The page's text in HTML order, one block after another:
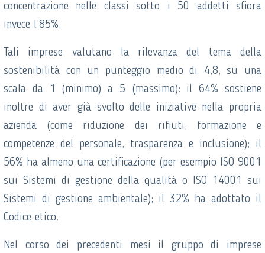
concentrazione nelle classi sotto i 50 addetti sfiora
invece l’85%.
Tali imprese valutano la rilevanza del tema della
sostenibilità con un punteggio medio di 4,8, su una
scala da 1 (minimo) a 5 (massimo): il 64% sostiene
inoltre di aver già svolto delle iniziative nella propria
azienda (come riduzione dei rifiuti, formazione e
competenze del personale, trasparenza e inclusione); il
56% ha almeno una certificazione (per esempio ISO 9001
sui Sistemi di gestione della qualità o ISO 14001 sui
Sistemi di gestione ambientale); il 32% ha adottato il
Codice etico.
Nel corso dei precedenti mesi il gruppo di imprese